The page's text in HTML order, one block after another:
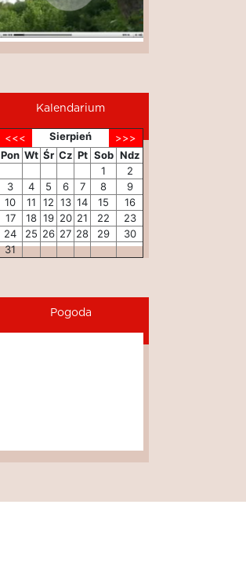
Kalendarium
Sierpień
Pon Wt Śr Cz Pt Sob Ndz
1
2
3
4 5 6 7 8
9
10
11 12 13 14 15
16
17
18 19 20 21 22
23
24
25 26 27 28 29
30
31
Pogoda